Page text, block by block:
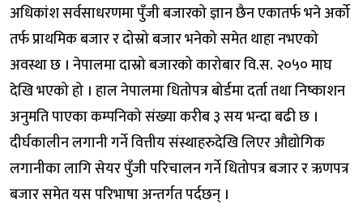
अधिकांश सर्वसाधरणमा पुँजी बजारको ज्ञान छैन एकातर्फ भने अर्को
तर्फ प्राथमिक बजार र दोस्रो बजार भनेको समेत थाहा नभएको
अवस्था छ । नेपालमा दास्रो बजारको कारोबार वि.स. २०५० माघ
देखि भएको हो । हाल नेपालमा धितोपत्र बोर्डमा दर्ता तथा निष्काशन
अनुमति पाएका कम्पनिको संख्या करीब ३ सय भन्दा बढी छ ।
दीर्घकालीन लगानी गर्ने वित्तीय संस्थाहरुदेखि लिएर औद्योगिक
लगानीका लागि सेयर पुँजी परिचालन गर्ने धितोपत्र बजार र ऋणपत्र
बजार समेत यस परिभाषा अन्तर्गत पर्दछन् ।